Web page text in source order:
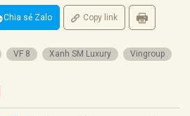
Chia sẻ Zalo Copy link
VF 8 Xanh SM Luxury Vingroup